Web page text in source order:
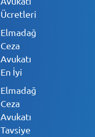
Ücretleri
Elmadağ
Ceza
Avukatı
En İyi
Elmadağ
Ceza
Avukatı
Tavsiye